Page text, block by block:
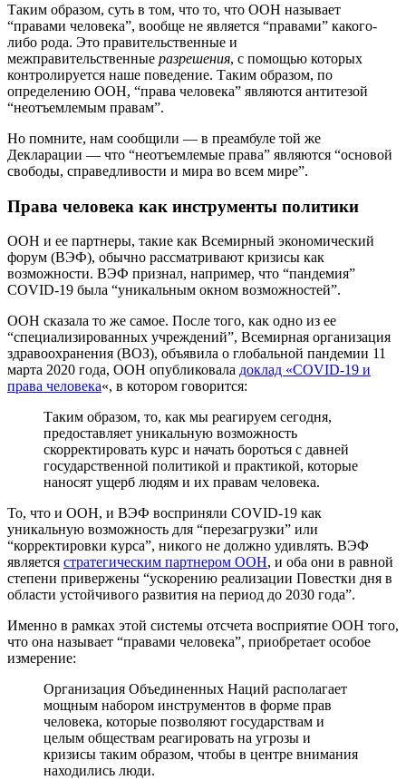
Таким образом, суть в том, что то, что ООН называет
“правами человека”, вообще не является “правами” какого-
либо рода. Это правительственные и
межправительственные разрешения, с помощью которых
контролируется наше поведение. Таким образом, по
определению ООН, “права человека” являются антитезой
“неотъемлемым правам”.
Но помните, нам сообщили — в преамбуле той же
Декларации — что “неотъемлемые права” являются “основой
свободы, справедливости и мира во всем мире”.
Права человека как инструменты политики
ООН и ее партнеры, такие как Всемирный экономический
форум (ВЭФ), обычно рассматривают кризисы как
возможности. ВЭФ признал, например, что “пандемия”
COVID-19 была “уникальным окном возможностей”.
ООН сказала то же самое. После того, как одно из ее
“специализированных учреждений”, Всемирная организация
здравоохранения (ВОЗ), объявила о глобальной пандемии 11
марта 2020 года, ООН опубликовала доклад «COVID-19 и
права человека«, в котором говорится:
Таким образом, то, как мы реагируем сегодня,
предоставляет уникальную возможность
скорректировать курс и начать бороться с давней
государственной политикой и практикой, которые
наносят ущерб людям и их правам человека.
То, что и ООН, и ВЭФ восприняли COVID-19 как
уникальную возможность для “перезагрузки” или
“корректировки курса”, никого не должно удивлять. ВЭФ
является стратегическим партнером ООН, и оба они в равной
степени привержены “ускорению реализации Повестки дня в
области устойчивого развития на период до 2030 года”.
Именно в рамках этой системы отсчета восприятие ООН того,
что она называет “правами человека”, приобретает особое
измерение:
Организация Объединенных Наций располагает
мощным набором инструментов в форме прав
человека, которые позволяют государствам и
целым обществам реагировать на угрозы и
кризисы таким образом, чтобы в центре внимания
находились люди.